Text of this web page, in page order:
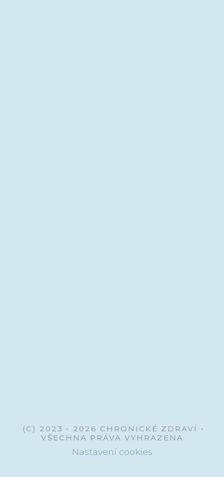
(C) 2023 - 2026 CHRONICKÉ ZDRAVÍ -
VŠECHNA PRÁVA VYHRAZENA
Nastavení cookies